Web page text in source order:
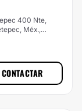
400 Nte,
CONTACTAR